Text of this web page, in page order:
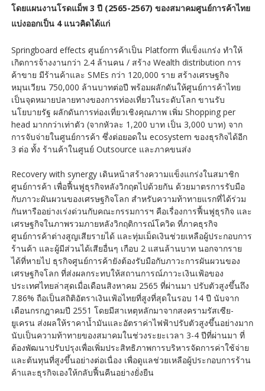
โดยแผนงานโรดแม็พ 3 ปี (2565-2567) ของสมาคมศูนย์การค้าไทย
แบ่งออกเป็น 4 แนวคิดได้แก่
Springboard effects ศูนย์การค้าเป็น Platform ที่แข็งแกร่ง ทำให้
เกิดการจ้างงานกว่า 2.4 ล้านคน / สร้าง Wealth distribution การ
ค้าขาย มีร้านค้าและ SMEs กว่า 120,000 ราย สร้างเศรษฐกิจ
หมุนเวียน 750,000 ล้านบาทต่อปี พร้อมผลักดันให้ศูนย์การค้าไทย
เป็นจุดหมายปลายทางของการท่องเที่ยวในระดับโลก ขานรับ
นโยบายรัฐ ผลักดันการท่องเที่ยวเชิงคุณภาพ เพิ่ม Shopping per
head มากกว่าเท่าตัว (จากหัวละ 1,200 บาท เป็น 3,000 บาท) จาก
การจับจ่ายในศูนย์การค้า ซึ่งต่อยอดใน ecosystem ของธุรกิจได้อีก
3 ต่อ ทั้ง ร้านค้าในศูนย์ Outsource และภาคขนส่ง
Recovery with synergy เดินหน้าสร้างความแข็งแกร่งในสมาชิก
ศูนย์การค้า เพื่อฟื้นฟูธุรกิจหลังวิกฤตไปด้วยกัน ด้วยมาตรการรับมือ
กับภาวะผันผวนของเศรษฐกิจโลก สำหรับความท้าทายแรกที่ได้ร่วม
กันหารืออย่างเร่งด่วนกับคณะกรรมการฯ คือเรื่องการฟื้นฟูธุรกิจ และ
เศรษฐกิจในภาพรวมภายหลังวิกฤติการณ์โควิด ที่ภาคธุรกิจ
ศูนย์การค้าต่างสูญเสียรายได้ และทุ่มเม็ดเงินช่วยเหลือผู้ประกอบการ
ร้านค้า และผู้มีส่วนได้เสียอื่นๆ เกือบ 2 แสนล้านบาท นอกจากราย
ได้ที่หายไป ธุรกิจศูนย์การค้ายังต้องรับมือกับภาวะการผันผวนของ
เศรษฐกิจโลก ที่ส่งผลกระทบให้สถานการณ์ภาวะเงินเฟ้อของ
ประเทศไทยล่าสุดเมื่อเดือนสิงหาคม 2565 ที่ผ่านมา ปรับตัวสูงขึ้นถึง
7.86% ถือเป็นสถิติอัตราเงินเฟ้อไทยที่สูงที่สุดในรอบ 14 ปี นับจาก
เดือนกรกฎาคมปี 2551 โดยมีสาเหตุหลักมาจากสงครามรัสเซีย-
ยูเครน ส่งผลให้ราคาน้ำมันและอัตราค่าไฟฟ้าปรับตัวสูงขึ้นอย่างมาก
นับเป็นความท้าทายของสมาคมในช่วงระยะเวลา 3-4 ปีที่ผ่านมา ที่
ต้องพัฒนาปรับปรุงเพื่อเพิ่มประสิทธิภาพการบริหารจัดการค่าใช้จ่าย
และต้นทุนที่สูงขึ้นอย่างต่อเนื่อง เพื่อดูแลช่วยเหลือผู้ประกอบการร้าน
ค้าและธุรกิจเองให้กลับฟื้นคืนอย่างยั่งยืน